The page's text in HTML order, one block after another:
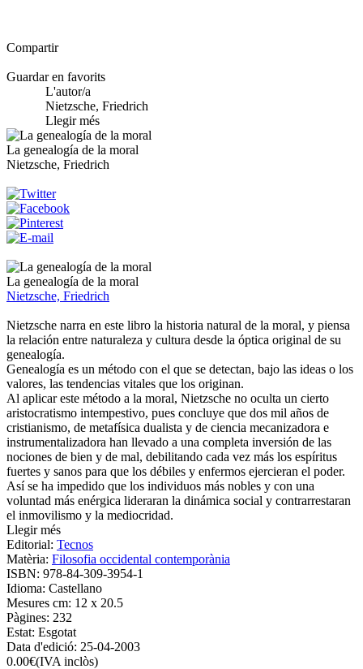
Compartir
Guardar en favorits
L'autor/a
Nietzsche, Friedrich
Llegir més
La genealogía de la moral
Nietzsche, Friedrich
La genealogía de la moral
Nietzsche, Friedrich
Nietzsche narra en este libro la historia natural de la moral, y piensa
la relación entre naturaleza y cultura desde la óptica original de su
genealogía.
Genealogía es un método con el que se detectan, bajo las ideas o los
valores, las tendencias vitales que los originan.
Al aplicar este método a la moral, Nietzsche no oculta un cierto
aristocratismo intempestivo, pues concluye que dos mil años de
cristianismo, de metafísica dualista y de ciencia mecanizadora e
instrumentalizadora han llevado a una completa inversión de las
nociones de bien y de mal, debilitando cada vez más los espíritus
fuertes y sanos para que los débiles y enfermos ejercieran el poder.
Así se ha impedido que los individuos más nobles y con una
voluntad más enérgica lideraran la dinámica social y contrarrestaran
el inmovilismo y la mediocridad.
Llegir més
Editorial: Tecnos
Matèria: Filosofia occidental contemporània
ISBN: 978-84-309-3954-1
Idioma: Castellano
Mesures cm: 12 x 20.5
Pàgines: 232
Estat: Esgotat
Data d'edició: 25-04-2003
0.00€(IVA inclòs)